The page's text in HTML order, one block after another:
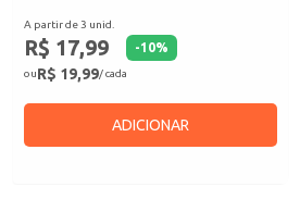
A partir de 3 unid.
R$ 17,99 -10%
ouR$ 19,99/ cada
ADICIONAR